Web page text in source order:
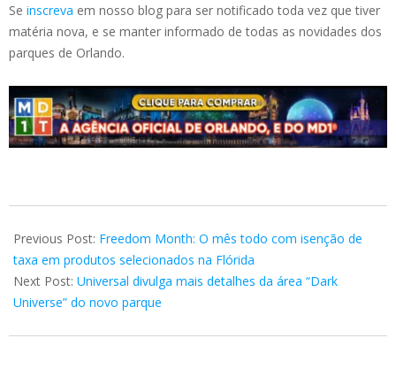
Se inscreva em nosso blog para ser notificado toda vez que tiver
matéria nova, e se manter informado de todas as novidades dos
parques de Orlando.
07-
08
Previous Post: Freedom Month: O mês todo com isenção de
taxa em produtos selecionados na Flórida
Next Post: Universal divulga mais detalhes da área “Dark
Universe” do novo parque